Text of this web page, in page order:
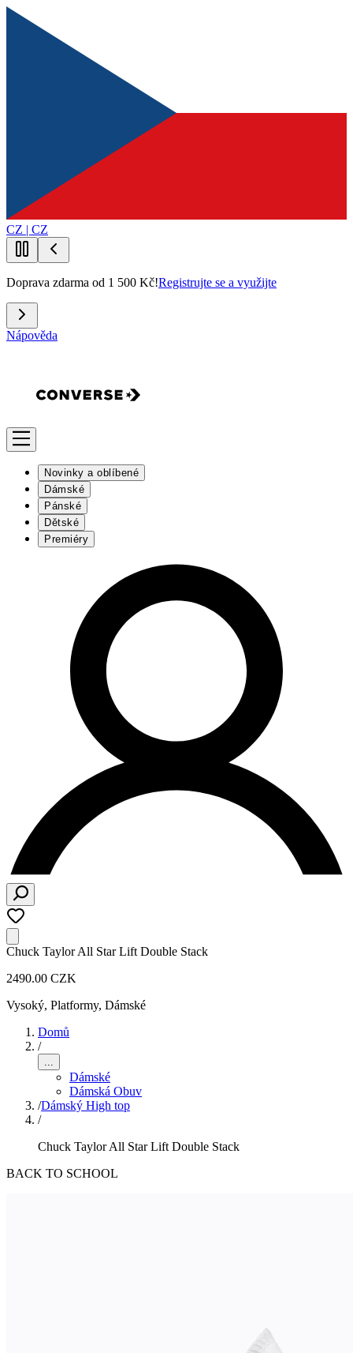
CZ | CZ
Doprava zdarma od 1 500 Kč!Registrujte se a využijte
Nápověda
Novinky a oblíbené
Dámské
Pánské
Dětské
Premiéry
Chuck Taylor All Star Lift Double Stack
2490.00 CZK
Vysoký, Platformy, Dámské
Domů
/
...
Dámské
Dámská Obuv
/Dámský High top
/
Chuck Taylor All Star Lift Double Stack
BACK TO SCHOOL